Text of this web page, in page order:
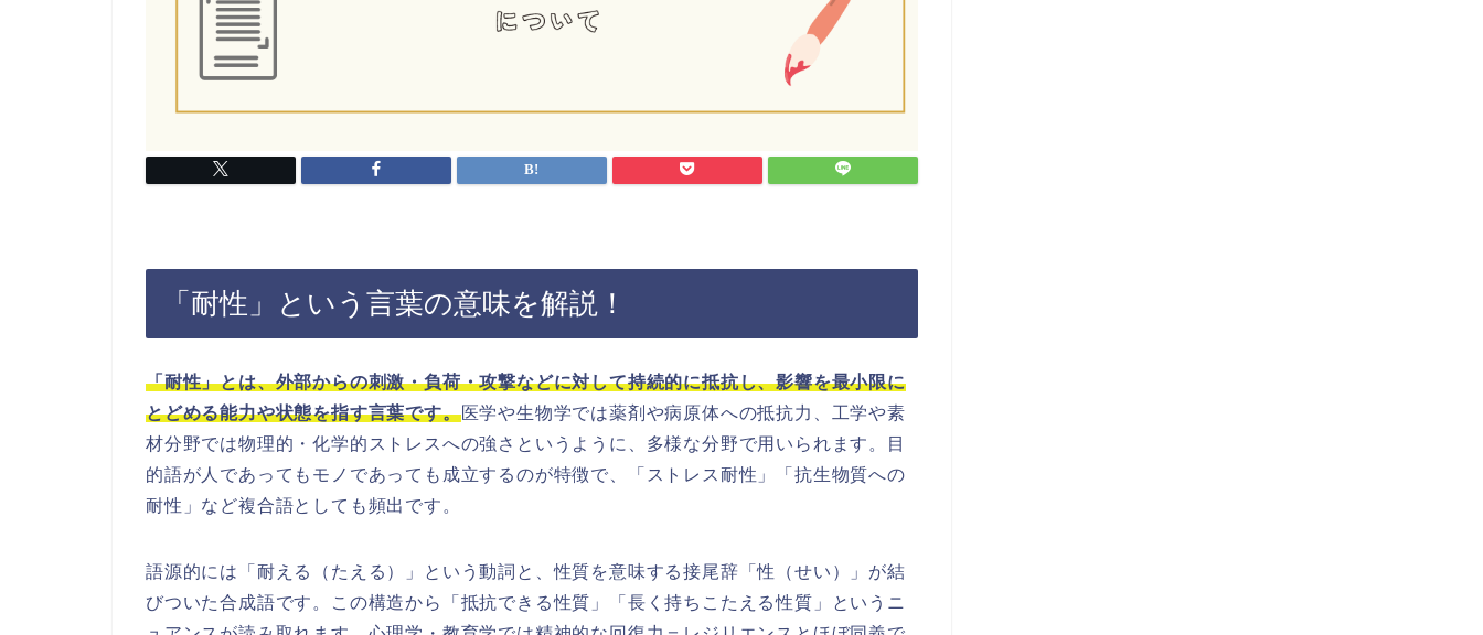
「耐性」という言葉の意味を解説！
「耐性」とは、外部からの刺激・負荷・攻撃などに対して持続的に抵抗し、影響を最小限に
とどめる能力や状態を指す言葉です。医学や生物学では薬剤や病原体への抵抗力、工学や素
材分野では物理的・化学的ストレスへの強さというように、多様な分野で用いられます。目
的語が人であってもモノであっても成立するのが特徴で、「ストレス耐性」「抗生物質への
耐性」など複合語としても頻出です。
語源的には「耐える（たえる）」という動詞と、性質を意味する接尾辞「性（せい）」が結
びついた合成語です。この構造から「抵抗できる性質」「長く持ちこたえる性質」というニ